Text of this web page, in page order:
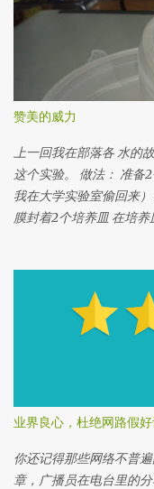
赞美的威力
上一回我在部落各 水的
这个实验。 做法： 准备
我在大学实验室偷回来
膜封着2个培养皿 在培养
净的玻璃瓶或着朔料瓶
化。 把白饭各别放在培
不要用五谷米，因为五
子，记得帮盖子缩紧，
封着2个培养皿 记得写
培养皿上写好话，例如
二个培养皿上写上坏话
等等 一个星期后，好话
后，坏话培养皿里的白
业界良心，杜绝网路假好
你还记得那些网络不普
章，广播员在电台里的